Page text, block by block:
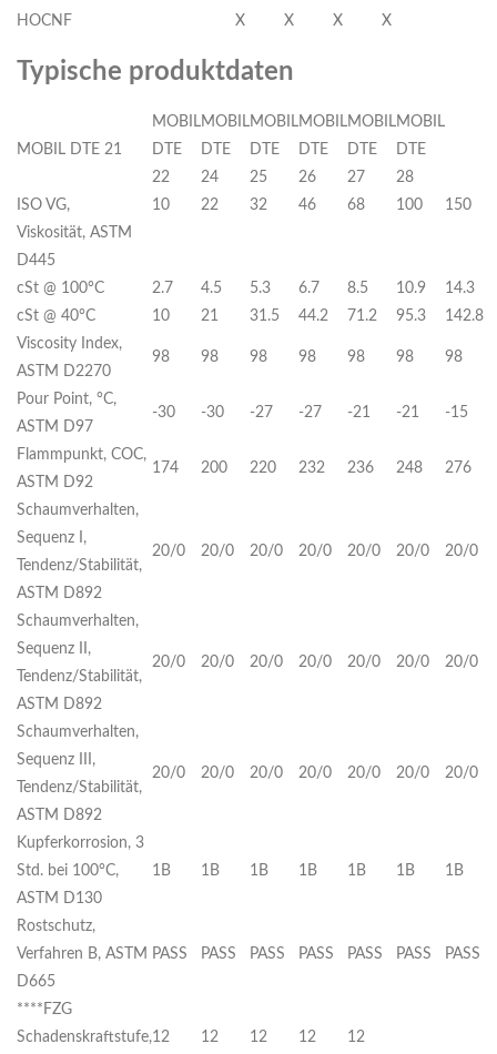
HOCNF
X X X X
Typische produktdaten
MOBIL DTE 21
MOBIL
DTE
22
MOBIL
DTE
24
MOBIL
DTE
25
MOBIL
DTE
26
MOBIL
DTE
27
MOBIL
DTE
28
ISO VG,
10 22 32 46 68 100
150
Viskosität, ASTM
D445
cSt @ 100°C
2.7 4.5 5.3 6.7 8.5 10.9
14.3
cSt @ 40°C
10 21 31.5 44.2 71.2 95.3
142.8
Viscosity Index,
ASTM D2270
98 98 98 98 98 98 98
Pour Point, °C,
ASTM D97
-30 -30 -27 -27 -21 -21 -15
Flammpunkt, COC,
ASTM D92
174 200 220 232 236 248 276
Schaumverhalten,
Sequenz I,
Tendenz/Stabilität,
ASTM D892
20/0 20/0 20/0 20/0 20/0 20/0 20/0
Schaumverhalten,
Sequenz II,
Tendenz/Stabilität,
ASTM D892
20/0 20/0 20/0 20/0 20/0 20/0 20/0
Schaumverhalten,
Sequenz III,
Tendenz/Stabilität,
ASTM D892
20/0 20/0 20/0 20/0 20/0 20/0 20/0
Kupferkorrosion, 3
Std. bei 100°C,
ASTM D130
1B 1B 1B 1B 1B 1B 1B
Rostschutz,
Verfahren B, ASTM
D665
PASS PASS PASS PASS PASS PASS PASS
****FZG
Schadenskraftstufe,12 12 12 12 12